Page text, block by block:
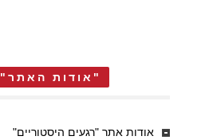
"אודות האתר"
אודות אתר "רגעים היסטוריים"